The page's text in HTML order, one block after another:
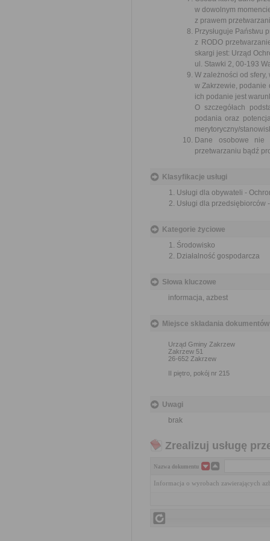
w dowolnym
z prawem
Przysługuje Państwu
z RODO
skargi jest: Urząd
ul. Stawki 2, 00-193
W zależności od
w Zakrzewie, podanie
ich podanie jest
O szczegółach
podania oraz
merytoryczny/
Dane osobowe nie
przetwarzaniu bądź
Klasyfikacje usługi
Usługi dla obywateli -
Usługi dla
Kategorie życiowe
Środowisko
Działalność gospodarcza
Słowa kluczowe
informacja, azbest
Miejsce składania dokumentów
Urząd Gminy Zakrzew
Zakrzew 51
26-652 Zakrzew
II piętro, pokój nr 215
Uwagi
brak
Zrealizuj usługę
Nazwa dokumentu
Informacja o wyrobach zawierających